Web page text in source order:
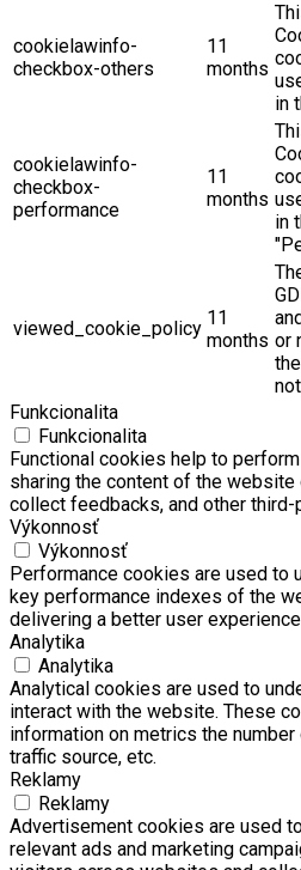
cookielawinfo-
checkbox-others
11
months
in
cookielawinfo-
checkbox-
performance
11
months
in
viewed_cookie_policy 11
months or
Funkcionalita
Funkcionalita
Functional cookies help to
sharing the content of the
collect feedbacks, and other third-
Výkonnosť
Výkonnosť
Performance cookies are used to
key performance indexes of the
delivering a better user
Analytika
Analytika
Analytical cookies are used to
interact with the website. These
information on metrics the
traffic source, etc.
Reklamy
Reklamy
Advertisement cookies are used
relevant ads and marketing